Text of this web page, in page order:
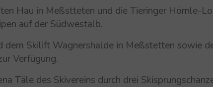
Hau in Meßstteten und die Tieringer Hörnle-
auf der Südwestalb.
dem Skilift Wagnershalde in Meßstetten sowie
Verfügung.
Täle des Skivereins durch drei